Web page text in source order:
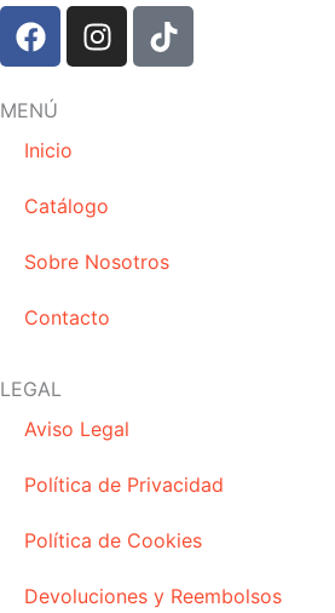
F
a
e
b
o
I
n
r
m
T
i
MENÚ
Inicio
Catálogo
Sobre Nosotros
Contacto
LEGAL
Aviso Legal
Política de Privacidad
Política de Cookies
Devoluciones y Reembolsos